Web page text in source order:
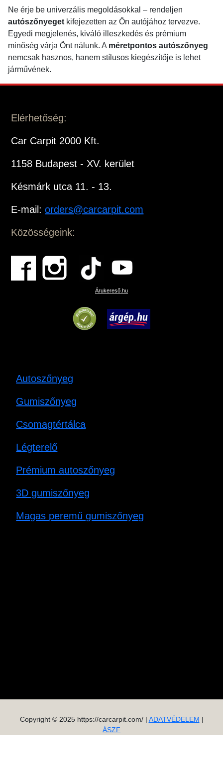
Ne érje be univerzális megoldásokkal – rendeljen
autószőnyeget kifejezetten az Ön autójához tervezve.
Egyedi megjelenés, kiváló illeszkedés és prémium
minőség várja Önt nálunk. A méretpontos autószőnyeg
nemcsak hasznos, hanem stílusos kiegészítője is lehet
járművének.
Elérhetőség:
Car Carpit 2000 Kft.
1158 Budapest - XV. kerület
Késmárk utca 11. - 13.
E-mail:orders@carcarpit.com
Közösségeink:
Árukereső.hu
Autoszőnyeg
Gumiszőnyeg
Csomagtértálca
Légterelő
Prémium autoszőnyeg
3D gumiszőnyeg
Magas peremű gumiszőnyeg
Copyright © 2025 https://carcarpit.com/ | ADATVÉDELEM |
ÁSZF